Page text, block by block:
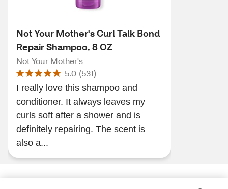
Not Your Mother's Curl Talk Bond
Repair Shampoo, 8 OZ
Not Your Mother's
5.0 (531)
I really love this shampoo and
conditioner. It always leaves my
curls soft after a shower and is
definitely repairing. The scent is
also a...